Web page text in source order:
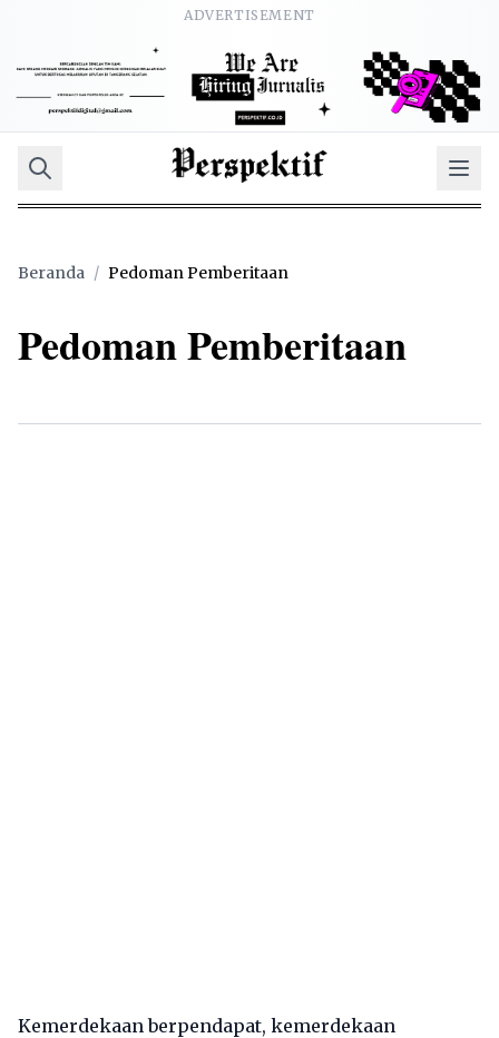
ADVERTISEMENT
Beranda / Pedoman Pemberitaan
Pedoman Pemberitaan
Kemerdekaan berpendapat, kemerdekaan